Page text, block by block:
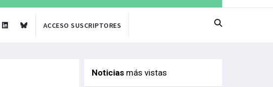
ACCESO SUSCRIPTORES
Noticiasmás vistas